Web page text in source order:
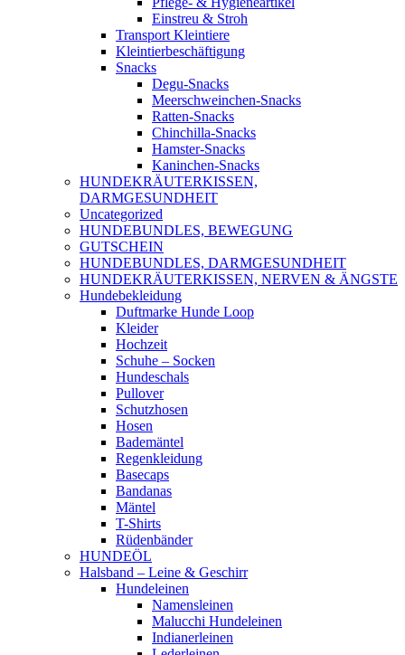
Einstreu & Stroh
Transport Kleintiere
Kleintierbeschäftigung
Snacks
Degu-Snacks
Meerschweinchen-Snacks
Ratten-Snacks
Chinchilla-Snacks
Hamster-Snacks
Kaninchen-Snacks
HUNDEKRÄUTERKISSEN,
DARMGESUNDHEIT
Uncategorized
HUNDEBUNDLES, BEWEGUNG
GUTSCHEIN
HUNDEBUNDLES, DARMGESUNDHEIT
HUNDEKRÄUTERKISSEN, NERVEN & ÄNGSTE
Hundebekleidung
Duftmarke Hunde Loop
Kleider
Hochzeit
Schuhe – Socken
Hundeschals
Pullover
Schutzhosen
Hosen
Bademäntel
Regenkleidung
Basecaps
Bandanas
Mäntel
T-Shirts
Rüdenbänder
HUNDEÖL
Halsband – Leine & Geschirr
Hundeleinen
Namensleinen
Malucchi Hundeleinen
Indianerleinen